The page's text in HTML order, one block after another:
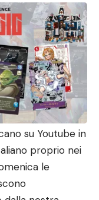
su Youtube in
proprio nei
le